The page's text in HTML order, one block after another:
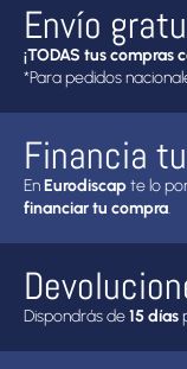
Envío
¡TODAS tus compras
*Para pedidos
Financia
EnEurodiscapte lo
financiar tu compra.
Dispondrás de15 días